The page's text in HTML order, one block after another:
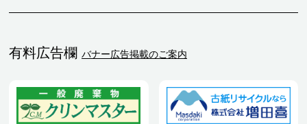
有料広告欄 バナー広告掲載のご案内